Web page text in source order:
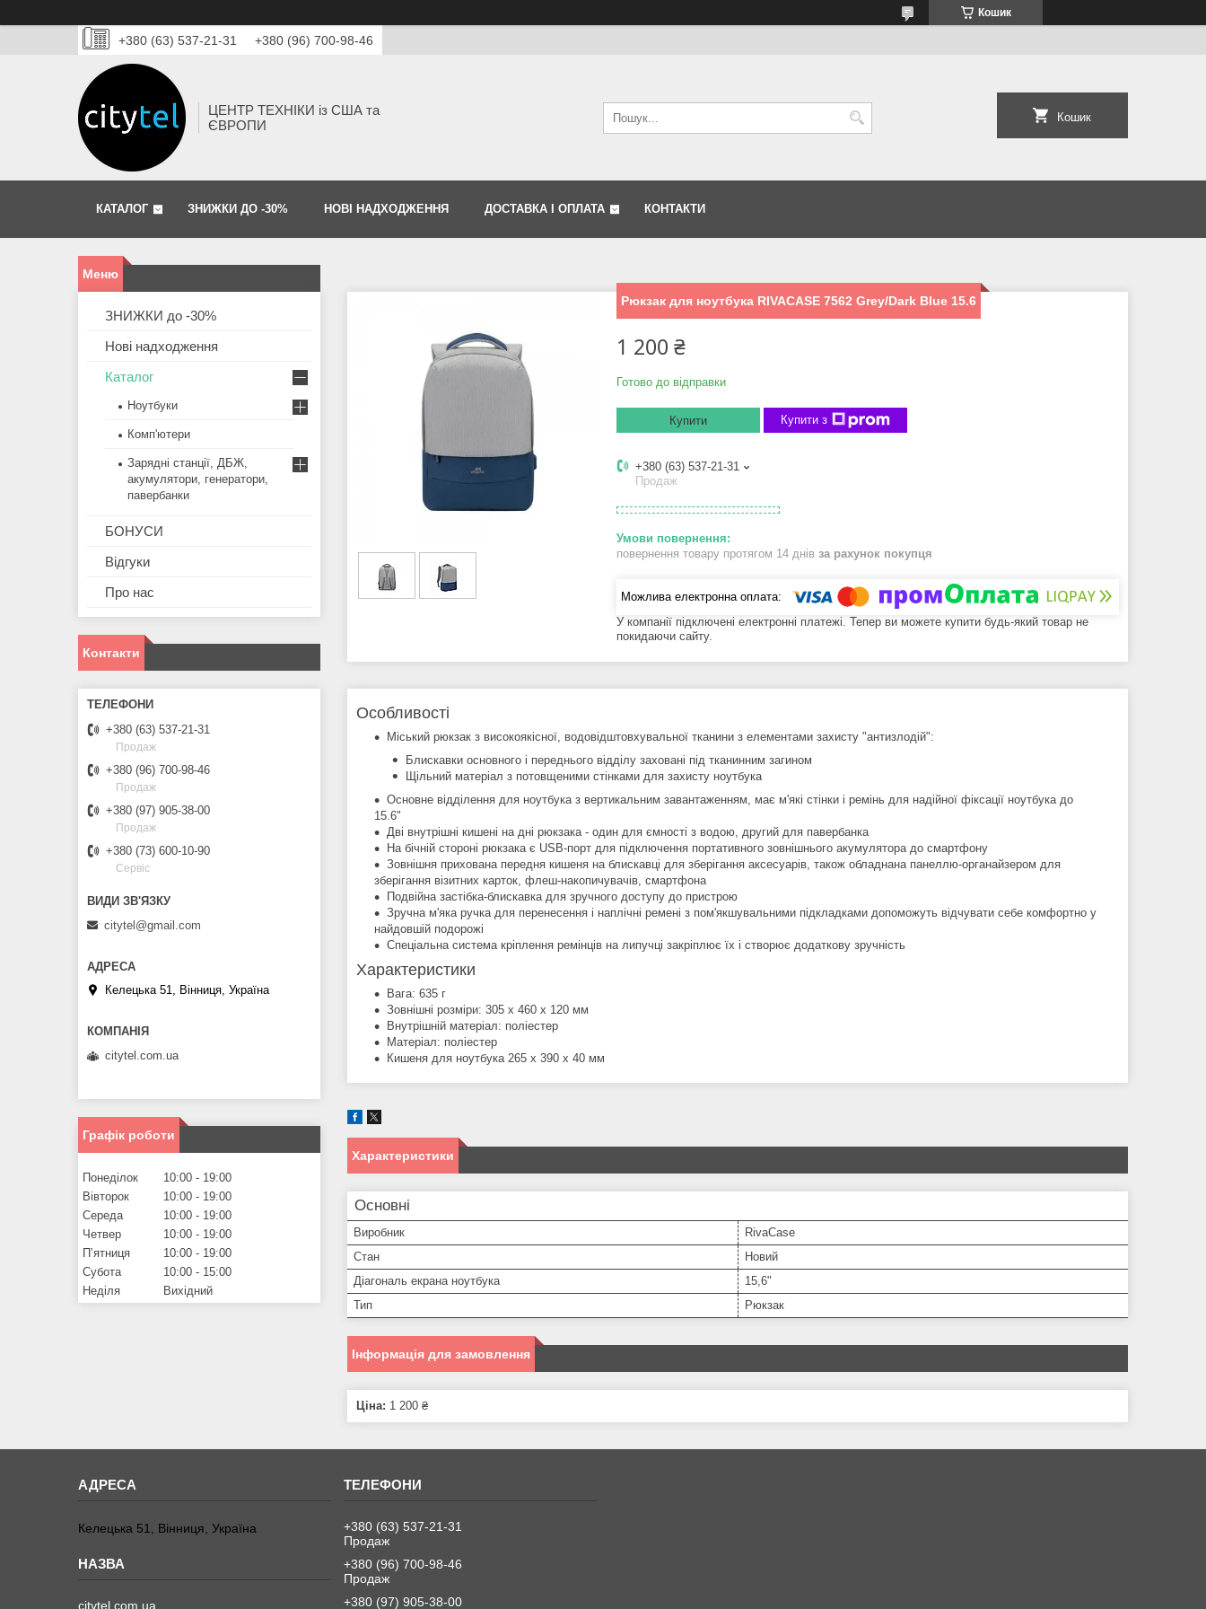
Кошик
+380 (63) 537-21-31 +380 (96) 700-98-46
ЦЕНТР ТЕХНІКИ із США та
ЄВРОПИ
Кошик
КАТАЛОГ ЗНИЖКИ ДО -30% НОВІ НАДХОДЖЕННЯ ДОСТАВКА І ОПЛАТА КОНТАКТИ
Рюкзак для ноутбука RIVACASE 7562 Grey/Dark Blue 15.6
1 200 ₴
Готово до відправки
Купити Купити з
+380 (63) 537-21-31
Продаж
повернення товару протягом 14 днів за рахунок покупця
У компанії підключені електронні платежі. Тепер ви можете купити будь-який товар не
покидаючи сайту.
Особливості
Міський рюкзак з високоякісної, водовідштовхувальної тканини з елементами захисту "антизлодій":
Блискавки основного і переднього відділу заховані під тканинним загином
Щільний матеріал з потовщеними стінками для захисту ноутбука
Основне відділення для ноутбука з вертикальним завантаженням, має м'які стінки і ремінь для надійної фіксації ноутбука до
15.6"
Дві внутрішні кишені на дні рюкзака - один для ємності з водою, другий для павербанка
На бічній стороні рюкзака є USB-порт для підключення портативного зовнішнього акумулятора до смартфону
Зовнішня прихована передня кишеня на блискавці для зберігання аксесуарів, також обладнана панеллю-органайзером для
зберігання візитних карток, флеш-накопичувачів, смартфона
Подвійна застібка-блискавка для зручного доступу до пристрою
Зручна м'яка ручка для перенесення і наплічні ремені з пом'якшувальними підкладками допоможуть відчувати себе комфортно у
найдовшій подорожі
Спеціальна система кріплення ремінців на липучці закріплює їх і створює додаткову зручність
Характеристики
Вага: 635 г
Зовнішні розміри: 305 x 460 x 120 мм
Внутрішній матеріал: поліестер
Матеріал: поліестер
Кишеня для ноутбука 265 x 390 x 40 мм
Характеристики
Основні
Виробник
RivaCase
Стан
Новий
Діагональ екрана ноутбука
15,6"
Тип
Рюкзак
Інформація для замовлення
Ціна: 1 200 ₴
ЗНИЖКИ до -30%
Нові надходження
Каталог
Ноутбуки
Комп'ютери
Зарядні станції, ДБЖ,
акумулятори, генератори,
павербанки
БОНУСИ
Відгуки
Про нас
Контакти
+380 (63) 537-21-31
Продаж
+380 (96) 700-98-46
Продаж
+380 (97) 905-38-00
Продаж
+380 (73) 600-10-90
Сервіс
citytel@gmail.com
Келецька 51, Вінниця, Україна
citytel.com.ua
Графік роботи
Понеділок 10:00
19:00
Вівторок
10:00
19:00
Середа
10:00
19:00
Четвер
10:00
19:00
Пʼятниця
10:00
19:00
Субота
10:00
15:00
Неділя
Вихідний
Келецька 51, Вінниця, Україна
citytel.com.ua
+380 (63) 537-21-31
Продаж
+380 (96) 700-98-46
Продаж
+380 (97) 905-38-00